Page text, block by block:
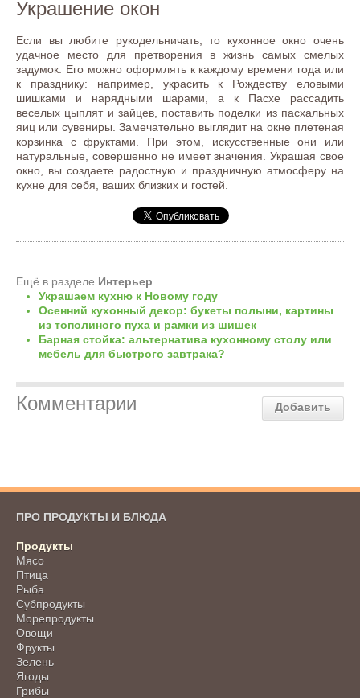
Украшение окон
Если вы любите рукодельничать, то кухонное окно очень
удачное место для претворения в жизнь самых смелых
задумок. Его можно оформлять к каждому времени года или
к празднику: например, украсить к Рождеству еловыми
шишками и нарядными шарами, а к Пасхе рассадить
веселых цыплят и зайцев, поставить поделки из пасхальных
яиц или сувениры. Замечательно выглядит на окне плетеная
корзинка с фруктами. При этом, искусственные они или
натуральные, совершенно не имеет значения. Украшая свое
окно, вы создаете радостную и праздничную атмосферу на
кухне для себя, ваших близких и гостей.
Ещё в разделе Интерьер
Украшаем кухню к Новому году
Осенний кухонный декор: букеты полыни, картины
из тополиного пуха и рамки из шишек
Барная стойка: альтернатива кухонному столу или
мебель для быстрого завтрака?
Добавить
Комментарии
ПРО ПРОДУКТЫ И БЛЮДА
Продукты
Мясо
Птица
Рыба
Субпродукты
Морепродукты
Овощи
Фрукты
Зелень
Ягоды
Грибы